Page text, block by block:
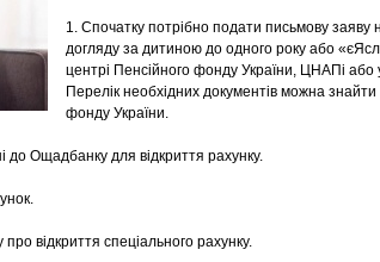
1. Спочатку потрібно подати письмову
догляду за дитиною до одного року або
центрі Пенсійного фонду України, ЦНАПі або
Перелік необхідних документів можна
фонду України.
Ощадбанку для відкриття рахунку.
відкриття спеціального рахунку.